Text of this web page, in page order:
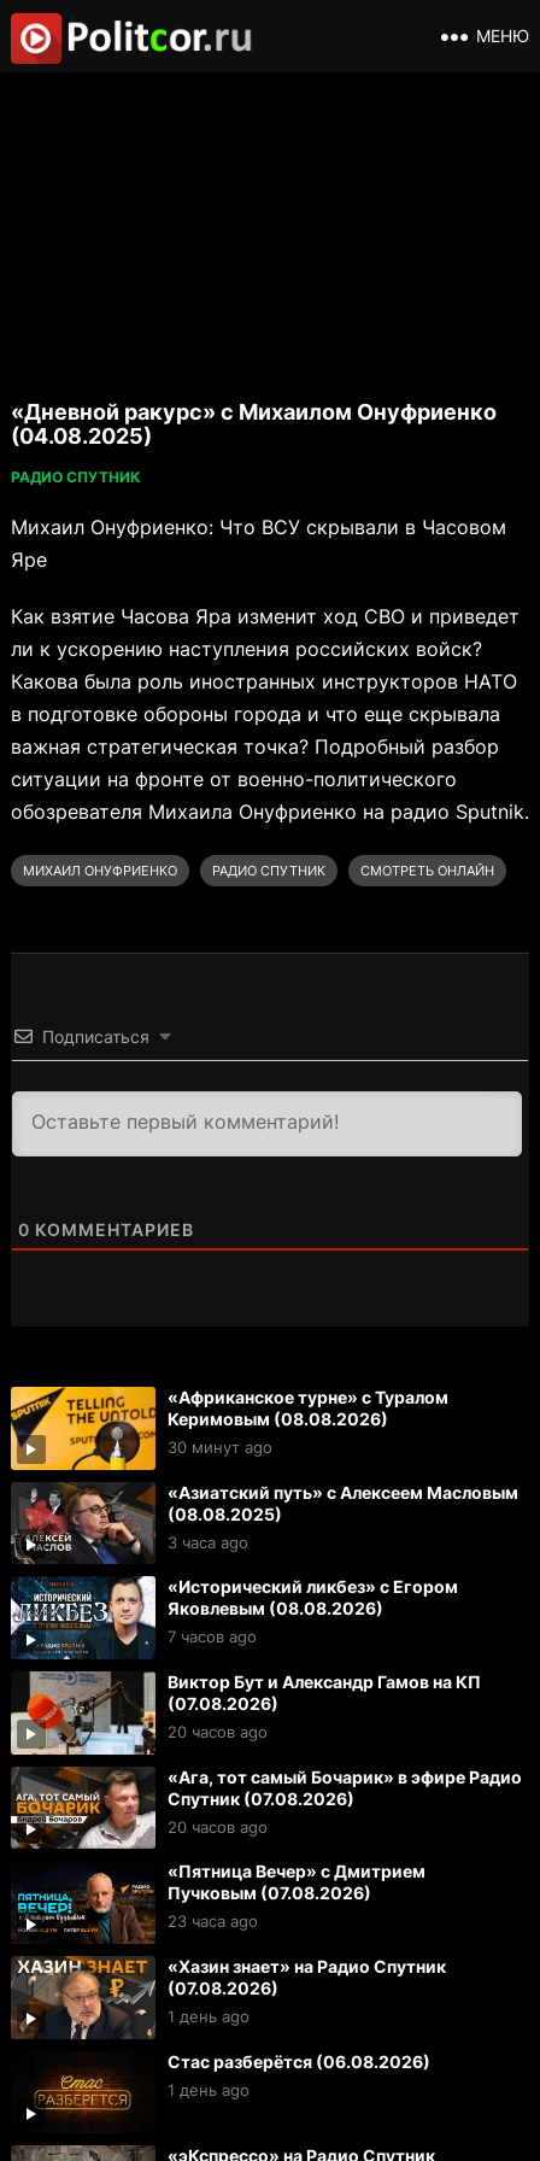
МЕНЮ
«Дневной ракурс» с Михаилом Онуфриенко
(04.08.2025)
РАДИО СПУТНИК
Михаил Онуфриенко: Что ВСУ скрывали в Часовом
Яре
Как взятие Часова Яра изменит ход СВО и приведет
ли к ускорению наступления российских войск?
Какова была роль иностранных инструкторов НАТО
в подготовке обороны города и что еще скрывала
важная стратегическая точка? Подробный разбор
ситуации на фронте от военно-политического
обозревателя Михаила Онуфриенко на радио Sputnik.
МИХАИЛ ОНУФРИЕНКО РАДИО СПУТНИК СМОТРЕТЬ ОНЛАЙН
Подписаться
0 КОММЕНТАРИЕВ
«Африканское турне» с Туралом
Керимовым (08.08.2026)
30 минут ago
«Азиатский путь» с Алексеем Масловым
(08.08.2025)
3 часа ago
«Исторический ликбез» с Егором
Яковлевым (08.08.2026)
7 часов ago
Виктор Бут и Александр Гамов на КП
(07.08.2026)
20 часов ago
«Ага, тот самый Бочарик» в эфире Радио
Спутник (07.08.2026)
20 часов ago
«Пятница Вечер» с Дмитрием
Пучковым (07.08.2026)
23 часа ago
«Хазин знает» на Радио Спутник
(07.08.2026)
1 день ago
Стас разберётся (06.08.2026)
1 день ago
«эКспрессо» на Радио Спутник